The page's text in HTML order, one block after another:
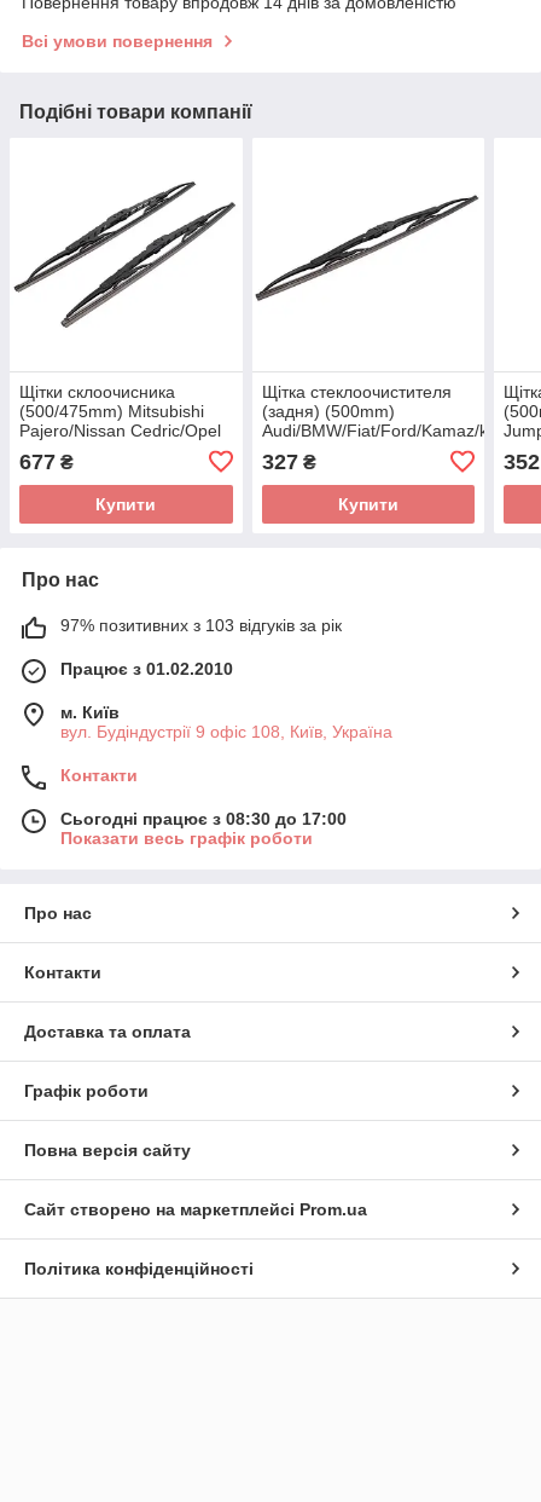
Всі умови повернення
Подібні товари компанії
Щітки склоочисника
(500/475mm) Mitsubishi
Pajero/Nissan Cedric/Opel
Astra F 87- 3 397 118 565
(BOSCH)
677 ₴
Купити
Щітка стеклоочистителя
(задня) (500mm)
Audi/BMW/Fiat/Ford/Kamaz/kia/
Rover/Nissan/Subaru/Toyota
3 397 004 760
327₴
Купити
018
352
Про нас
97% позитивних з 103 відгуків за рік
Працює з 01.02.2010
м. Київ
вул. Будіндустрії 9 офіс 108, Київ, Україна
Контакти
Сьогодні працює з 08:30 до 17:00
Показати весь графік роботи
Про нас
Контакти
Доставка та оплата
Графік роботи
Повна версія сайту
Сайт створено на маркетплейсі Prom.ua
Політика конфіденційності